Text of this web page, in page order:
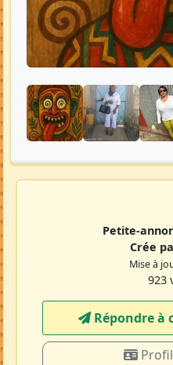
Petite-
Crée
Mise à
923
Répondre à